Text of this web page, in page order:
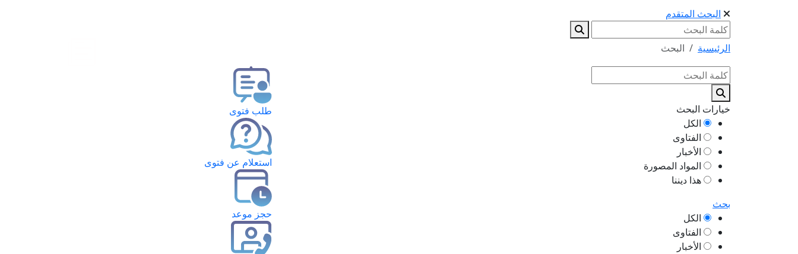
البحث المتقدم
الرئيسية البحث
خيارات البحث
الكل
الفتاوى
الأخبار
المواد المصورة
هذا ديننا
بحث
الكل
الفتاوى
الأخبار
طلب فتوى
استعلام عن فتوى
حجز موعد